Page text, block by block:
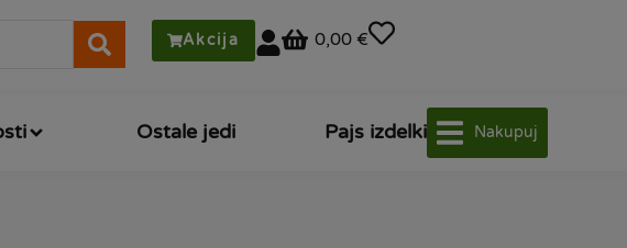
Akcija 0,00 €
Ostale jedi Pajs izdelki Nakupuj